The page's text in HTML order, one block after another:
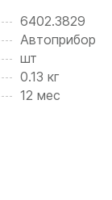
6402.3829
Автоприбор
шт
0.13 кг
12 мес